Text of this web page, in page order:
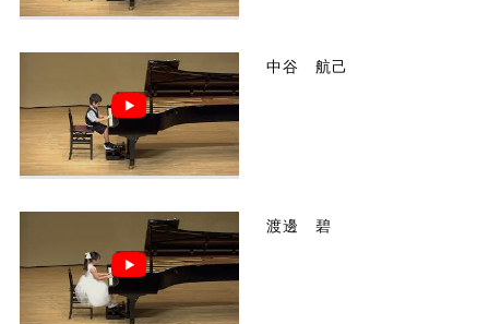
中谷 航己
渡邊 碧